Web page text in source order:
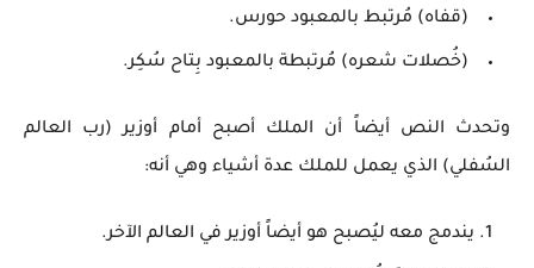
(قفاه) مُرتبط بالمعبود حورس.
(خُصلات شعره) مُرتبطة بالمعبود بِتاح سُكِر.
وتحدث النص أيضاً أن الملك أصبح أمام أوزير (رب العالم
السُفلي) الذي يعمل للملك عدة أشياء وهي أنه:
يندمج معه ليُصبح هو أيضاً أوزير في العالم الآخر.